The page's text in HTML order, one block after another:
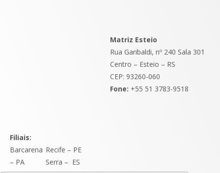
Matriz Esteio
Rua Garibaldi, nº 240 Sala 301
Centro – Esteio – RS
CEP: 93260-060
Fone: +55 51 3783-9518
Filiais:
Barcarena
– PA
Recife – PE
Serra – ES